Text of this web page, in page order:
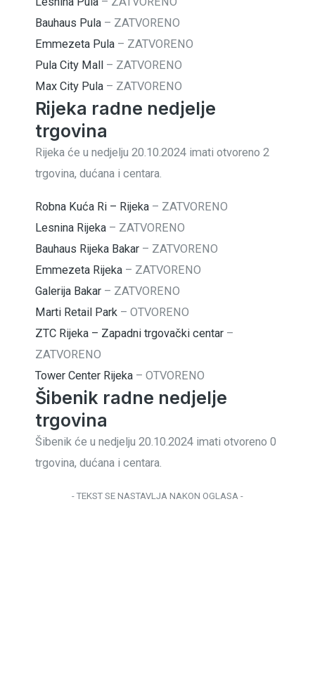
Bauhaus Pula – ZATVORENO
Emmezeta Pula – ZATVORENO
Pula City Mall
– ZATVORENO
Max City Pula – ZATVORENO
Rijeka radne nedjelje
trgovina
Rijeka će u nedjelju 20.10.2024 imati otvoreno 2
trgovina, dućana i centara.
Robna Kuća Ri – Rijeka – ZATVORENO
Lesnina Rijeka – ZATVORENO
Bauhaus Rijeka Bakar – ZATVORENO
Emmezeta Rijeka – ZATVORENO
Galerija Bakar – ZATVORENO
Marti Retail Park – OTVORENO
ZTC Rijeka – Zapadni trgovački centar –
ZATVORENO
Tower Center Rijeka – OTVORENO
Šibenik radne nedjelje
trgovina
Šibenik će u nedjelju 20.10.2024 imati otvoreno 0
trgovina, dućana i centara.
- TEKST SE NASTAVLJA NAKON OGLASA -